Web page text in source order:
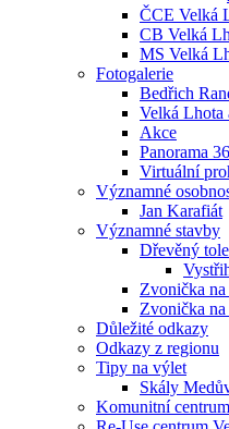
ČCE Velká
CB Velká
MS Velká
Fotogalerie
Bedřich
Velká Lhota
Akce
Panorama
Virtuální
Významné
Jan Karafiát
Významné stavby
Dřevěný
Zvonička
Zvonička
Důležité odkazy
Odkazy z regionu
Tipy na výlet
Skály
Komunitní